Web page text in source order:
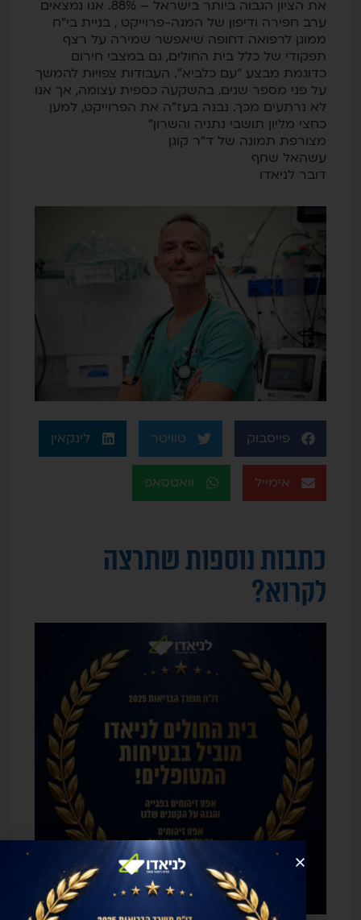
את הציון הגבוה ביותר בישראל – 88%. אנו נמצאים
ערב חפירה ודיפון של המגה-פרוייקט , בניית בי"ח
ממוגן לרפואה דחופה שיאפשר שמירה על רצף
תפקודי של כלל בית החולים, גם במצבי חירום
כדוגמת מבצע "עם כלביא". העבודות צפויות להמשך
על פני מספר שנים, בהשקעה כספית עצומה, אך אנו
לא נרתעים מכך. נבנה בעז"ה את הפרוייקט, למען
כחצי מליון תושבי נתניה והשרון"
מצורפת תמונה של ד"ר קוגן
עשהאל שחף
דובר לניאדו
פייסבוק טוויטר לינקאין
אימייל וואטסאפ
כתבות נוספות שתרצה
לקרוא?